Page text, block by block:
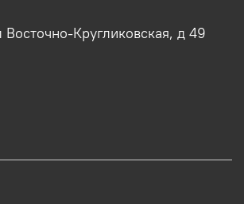
Восточно-Кругликовская, д 49